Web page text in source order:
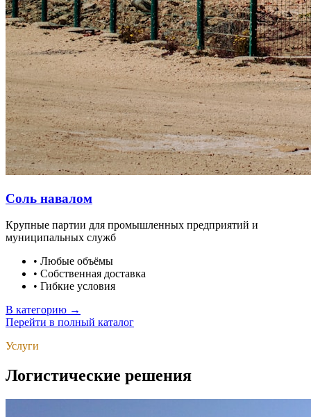
Соль навалом
Крупные партии для промышленных предприятий и
муниципальных служб
• Любые объёмы
• Собственная доставка
• Гибкие условия
В категорию →
Перейти в полный каталог
Услуги
Логистические решения